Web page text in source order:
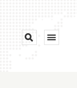
Toggle

